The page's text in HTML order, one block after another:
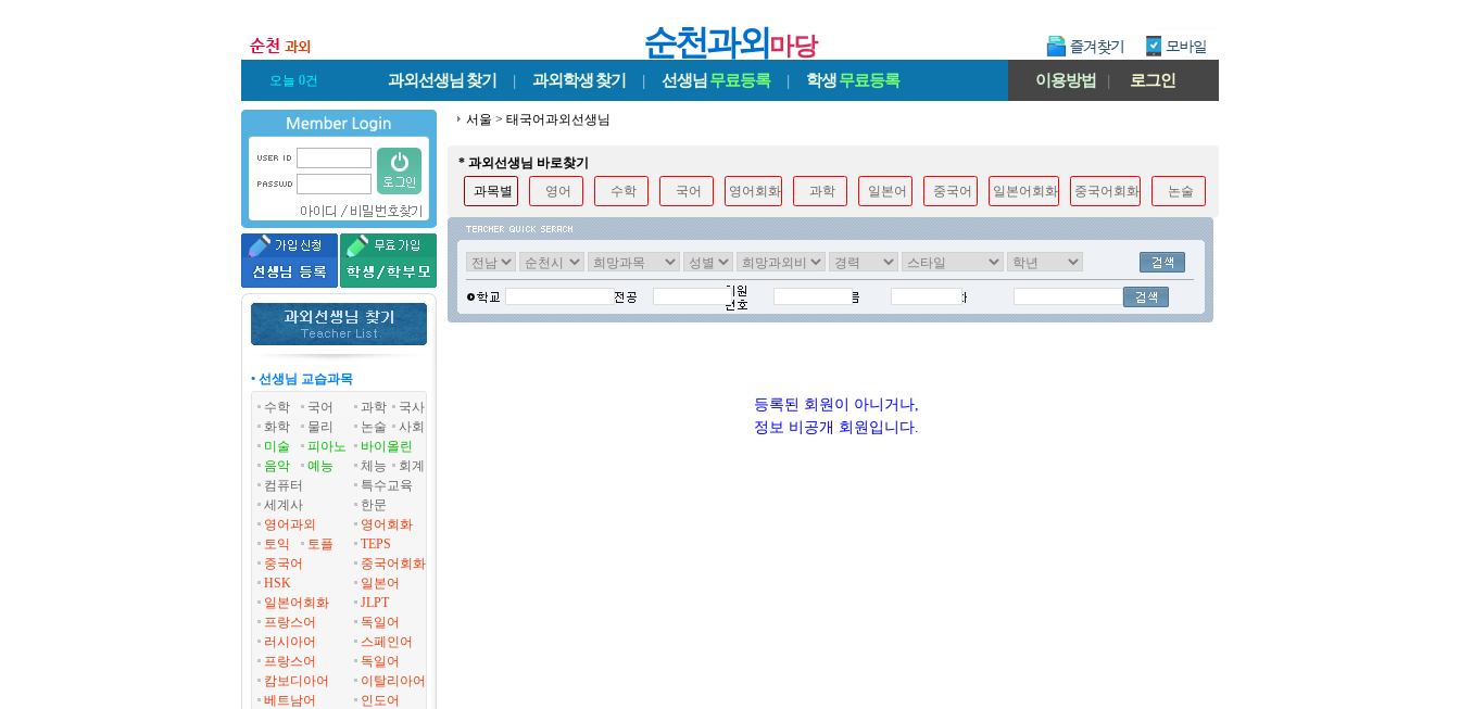
순천과외마당
오늘 0건 과외선생님 찾기 | 과외학생찾기 | 선생님 무료등록 | 학생무료등록 이용방법 | 로그인
• 선생님 교습과목
수학
국어 과학
국사
화학
물리 논술
사회
미술
피아노
바이올린
음악
예능 체능
회계
컴퓨터
특수교육
세계사
한문
영어과외
영어회화
토익
토플
TEPS
중국어
중국어회화
HSK
일본어
일본어회화
JLPT
프랑스어
독일어
러시아어
스페인어
프랑스어
독일어
캄보디아어
이탈리아어
베트남어
인도어
서울 > 태국어과외선생님
* 과외선생님 바로찾기
과목별
영어 수학 국어 영어회화 과학 일본어 중국어 일본어회화 중국어회화 논술
등록된 회원이 아니거나,
정보 비공개 회원입니다.